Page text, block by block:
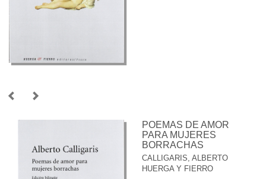
POEMAS DE AMOR
PARA MUJERES
BORRACHAS
CALLIGARIS, ALBERTO
HUERGA Y FIERRO